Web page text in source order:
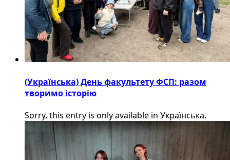
(Українська) День факультету ФСП: разом
творимо історію
Sorry, this entry is only available in Українська.